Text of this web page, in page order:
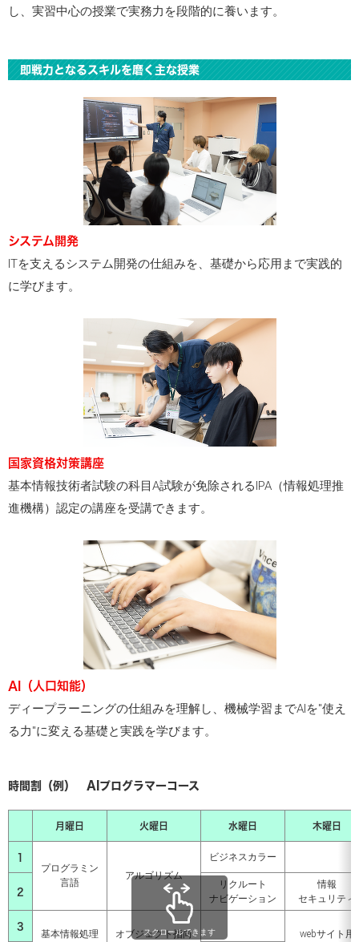
し、実習中心の授業で実務力を段階的に養います。
即戦力となるスキルを磨く主な授業
システム開発
ITを支えるシステム開発の仕組みを、基礎から応用まで実践的
に学びます。
国家資格対策講座
基本情報技術者試験の科目A試験が免除されるIPA（情報処理推
進機構）認定の講座を受講できます。
AI（人口知能）
ディープラーニングの仕組みを理解し、機械学習までAIを"使え
る力"に変える基礎と実践を学びます。
時間割（例） AIプログラマーコース
月曜日 火曜日 水曜日 木曜日
1
プログラミン
言語
アルゴリズム
ビジネスカラー
2
リクルート
ナビゲーション
情報
セキュリティ
3
基本情報処理
オブジェクト指向
webサイト用
スクロールできます